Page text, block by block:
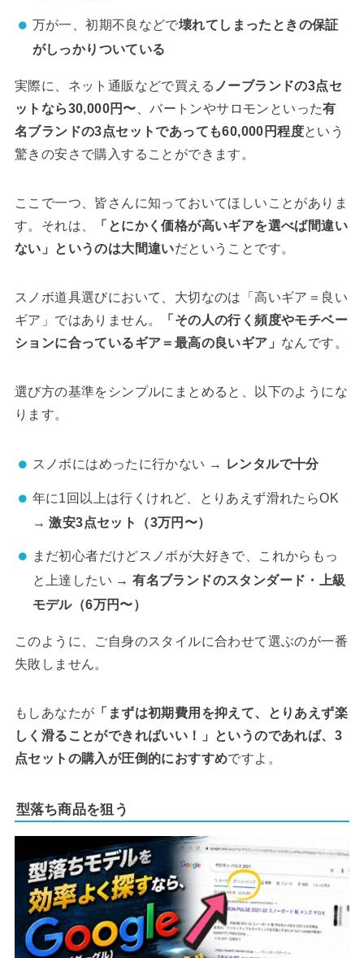
万が一、初期不良などで壊れてしまったときの保証
がしっかりついている
実際に、ネット通販などで買える ノーブランドの3点セ
ットなら30,000円〜、バートンやサロモンといった有
名ブランドの3点セットであっても60,000円程度という
驚きの安さで購入することができます。
ここで一つ、皆さんに知っておいてほしいことがありま
す。それは、
「とにかく価格が高いギアを選べば間違い
ない」というのは大間違いだということです。
スノボ道具選びにおいて、大切なのは「高いギア＝良い
ギア」ではありません。
「その人の行く頻度やモチベー
ションに合っているギア＝最高の良いギア」 なんです。
選び方の基準をシンプルにまとめると、以下のようにな
ります。
スノボにはめったに行かない → レンタルで十分
年に1回以上は行くけれど、とりあえず滑れたらOK
→激安3点セット（3万円〜）
まだ初心者だけどスノボが大好きで、これからもっ
と上達したい →有名ブランドのスタンダード・上級
モデル（6万円〜）
このように、ご自身のスタイルに合わせて選ぶのが一番
失敗しません。
もしあなたが 「まずは初期費用を抑えて、とりあえず楽
しく滑ることができればいい！」というのであれば、3
点セットの購入が圧倒的におすすめですよ。
型落ち商品を狙う